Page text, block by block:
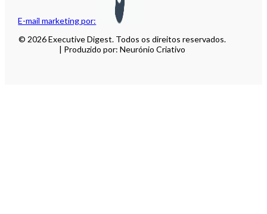
E-mail marketing por:
© 2026 Executive Digest. Todos os direitos reservados.
| Produzido por: Neurónio Criativo